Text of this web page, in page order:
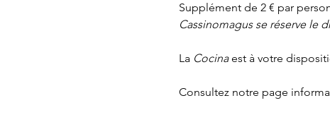
Supplément de 2 € par
Cassinomagus se réserve le
La Cocina est à votre
Consultez notre page